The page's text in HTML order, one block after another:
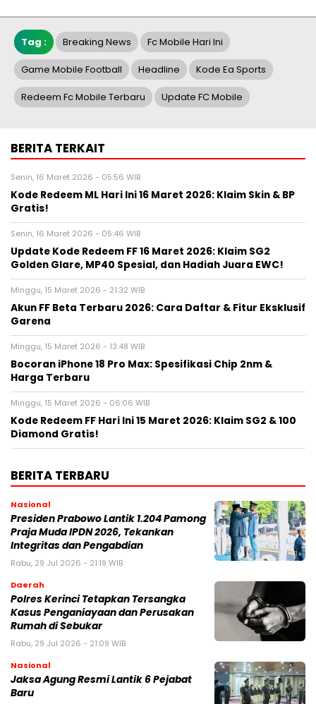
Tag : Breaking News Fc Mobile Hari Ini
Game Mobile Football Headline Kode Ea Sports
Redeem Fc Mobile Terbaru Update FC Mobile
BERITA TERKAIT
Senin, 16 Maret 2026 - 05:56 WIB
Kode Redeem ML Hari Ini 16 Maret 2026: Klaim Skin & BP
Gratis!
Senin, 16 Maret 2026 - 05:46 WIB
Update Kode Redeem FF 16 Maret 2026: Klaim SG2
Golden Glare, MP40 Spesial, dan Hadiah Juara EWC!
Minggu, 15 Maret 2026 - 21:32 WIB
Akun FF Beta Terbaru 2026: Cara Daftar & Fitur Eksklusif
Garena
Minggu, 15 Maret 2026 - 13:48 WIB
Bocoran iPhone 18 Pro Max: Spesifikasi Chip 2nm &
Harga Terbaru
Minggu, 15 Maret 2026 - 06:06 WIB
Kode Redeem FF Hari Ini 15 Maret 2026: Klaim SG2 & 100
Diamond Gratis!
BERITA TERBARU
Nasional
Presiden Prabowo Lantik 1.204 Pamong
Praja Muda IPDN 2026, Tekankan
Integritas dan Pengabdian
Rabu, 29 Jul 2026 - 21:19 WIB
Daerah
Polres Kerinci Tetapkan Tersangka
Kasus Penganiayaan dan Perusakan
Rumah di Sebukar
Rabu, 29 Jul 2026 - 21:09 WIB
Nasional
Jaksa Agung Resmi Lantik 6 Pejabat
Baru